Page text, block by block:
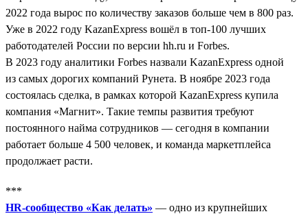
2022 года вырос по количеству заказов больше чем в 800 раз.
Уже в 2022 году KazanExpress вошёл в топ-100 лучших
работодателей России по версии hh.ru и Forbes.
В 2023 году аналитики Forbes назвали KazanExpress одной
из самых дорогих компаний Рунета. В ноябре 2023 года
состоялась сделка, в рамках которой KazanExpress купила
компания «Магнит». Такие темпы развития требуют
постоянного найма сотрудников — сегодня в компании
работает больше 4 500 человек, и команда маркетплейса
продолжает расти.
***
HR-сообщество «Как делать» — одно из крупнейших